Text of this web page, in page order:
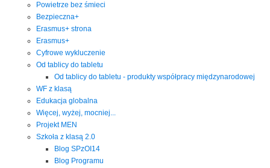
Powietrze bez śmieci
Bezpieczna+
Erasmus+ strona
Erasmus+
Cyfrowe wykluczenie
Od tablicy do tabletu
Od tablicy do tabletu - produkty współpracy międzynarodowej
WF z klasą
Edukacja globalna
Więcej, wyżej, mocniej...
Projekt MEN
Szkoła z klasą 2.0
Blog SPzOI14
Blog Programu